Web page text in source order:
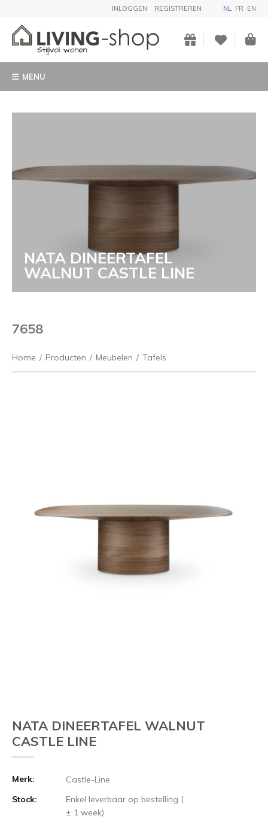
INLOGGEN REGISTREREN NL FR EN
MENU
NATA DINEERTAFEL
WALNUT CASTLE LINE
7658
Home / Producten / Meubelen / Tafels
NATA DINEERTAFEL WALNUT
CASTLE LINE
Merk:
Castle-Line
Stock:
Enkel leverbaar op bestelling (
± 1 week)